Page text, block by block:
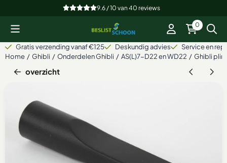
Cookievoorkeuren zijn beschikbaar. Kies instellingen of sta
9.6 / 10 van40 reviews
0
Gratis verzending vanaf €125 Deskundig advies
Service en
Home / Ghibli / Onderdelen Ghibli / AS(L)7-D22 en WD22 / Ghibli
overzicht